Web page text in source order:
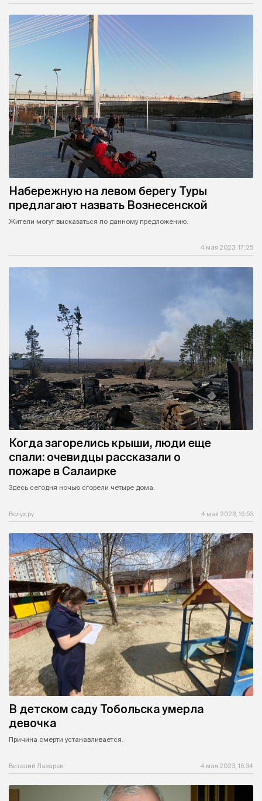
Набережную на левом берегу Туры
предлагают назвать Вознесенской
Жители могут высказаться по данному предложению.
4 мая 2023, 17:25
Когда загорелись крыши, люди еще
спали: очевидцы рассказали о
пожаре в Салаирке
Здесь сегодня ночью сгорели четыре дома.
Вслух.ру 4 мая 2023, 16:53
В детском саду Тобольска умерла
девочка
Причина смерти устанавливается.
Виталий Лазарев 4 мая 2023, 16:34